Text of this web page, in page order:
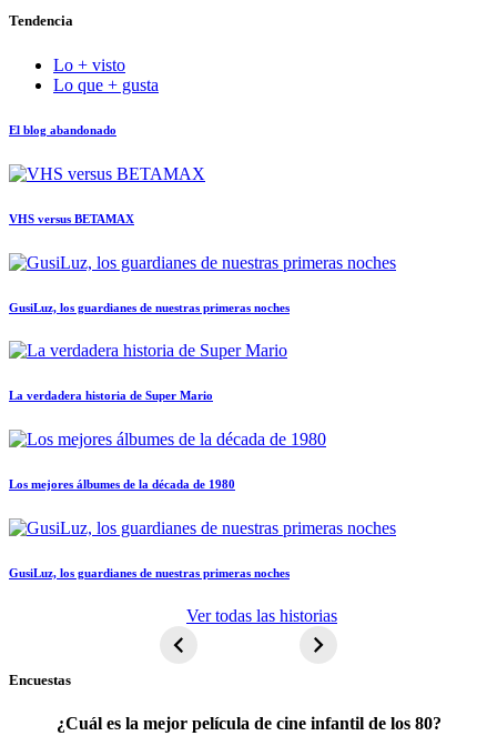
Tendencia
Lo + visto
Lo que + gusta
El blog abandonado
VHS versus BETAMAX
GusiLuz, los guardianes de nuestras primeras noches
La verdadera historia de Super Mario
Los mejores álbumes de la década de 1980
GusiLuz, los guardianes de nuestras primeras noches
extraterrestre
Ver todas las historias
Encuestas
¿Cuál es la mejor película de cine infantil de los 80?